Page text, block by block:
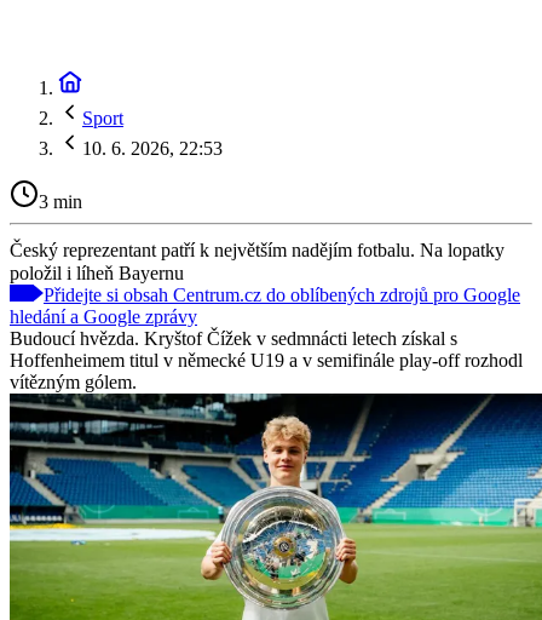
Sport
10. 6. 2026, 22:53
3 min
Český reprezentant patří k největším nadějím fotbalu. Na lopatky
položil i líheň Bayernu
Přidejte si obsah Centrum.cz do oblíbených zdrojů pro Google
hledání a Google zprávy
Budoucí hvězda. Kryštof Čížek v sedmnácti letech získal s
Hoffenheimem titul v německé U19 a v semifinále play-off rozhodl
vítězným gólem.